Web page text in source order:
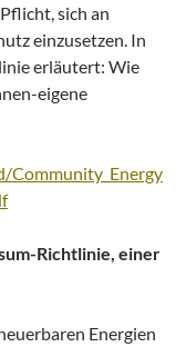
sich an
einzusetzen. In
erläutert: Wie
eigene
Community_Energy
Richtlinie, einer
Energien